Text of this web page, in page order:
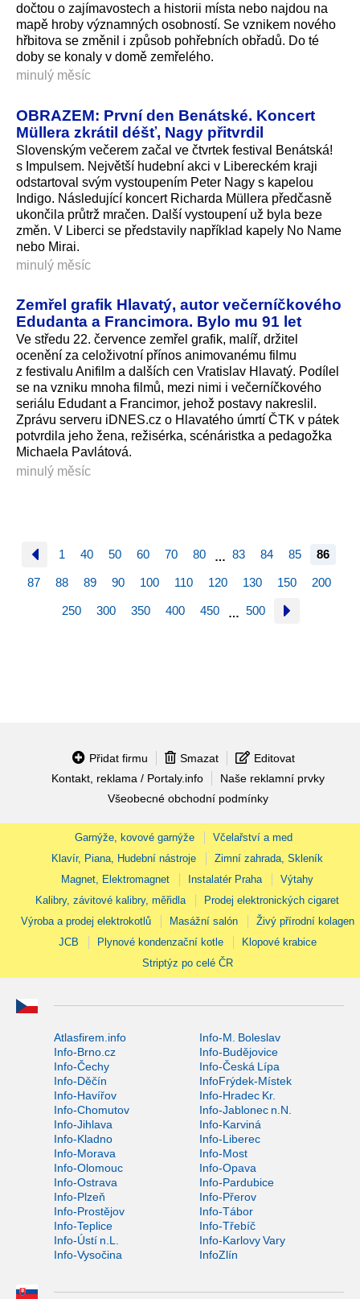
dočtou o zajímavostech a historii místa nebo najdou na
mapě hroby významných osobností. Se vznikem nového
hřbitova se změnil i způsob pohřebních obřadů. Do té
doby se konaly v domě zemřelého.
minulý měsíc
OBRAZEM: První den Benátské. Koncert
Müllera zkrátil déšť, Nagy přitvrdil
Slovenským večerem začal ve čtvrtek festival Benátská!
s Impulsem. Největší hudební akci v Libereckém kraji
odstartoval svým vystoupením Peter Nagy s kapelou
Indigo. Následující koncert Richarda Müllera předčasně
ukončila průtrž mračen. Další vystoupení už byla beze
změn. V Liberci se představily například kapely No Name
nebo Mirai.
minulý měsíc
Zemřel grafik Hlavatý, autor večerníčkového
Edudanta a Francimora. Bylo mu 91 let
Ve středu 22. července zemřel grafik, malíř, držitel
ocenění za celoživotní přínos animovanému filmu
z festivalu Anifilm a dalších cen Vratislav Hlavatý. Podílel
se na vzniku mnoha filmů, mezi nimi i večerníčkového
seriálu Edudant a Francimor, jehož postavy nakreslil.
Zprávu serveru iDNES.cz o Hlavatého úmrtí ČTK v pátek
potvrdila jeho žena, režisérka, scénáristka a pedagožka
Michaela Pavlátová.
minulý měsíc
1 40 50 60 70 80 … 83 84 85 86
87 88 89 90 100 110 120 130 150 200
250 300 350 400 450 … 500
Přidat firmu Smazat
Editovat
Kontakt, reklama / Portaly.info
Naše reklamní prvky
Všeobecné obchodní podmínky
Garnýže, kovové garnýže
Včelařství a med
Klavír, Piana, Hudební nástroje
Zimní zahrada, Skleník
Magnet, Elektromagnet
Instalatér Praha
Výtahy
Kalibry, závitové kalibry, měřidla
Prodej elektronických cigaret
Výroba a prodej elektrokotlů
Masážní salón
Živý přírodní kolagen
JCB
Plynové kondenzační kotle
Klopové krabice
Striptýz po celé ČR
Atlasfirem.info
Info-M. Boleslav
Info-Brno.cz
Info-Budějovice
Info-Čechy
Info-Česká Lípa
Info-Děčín
InfoFrýdek-Místek
Info-Havířov
Info-Hradec Kr.
Info-Chomutov
Info-Jablonec n.N.
Info-Jihlava
Info-Karviná
Info-Kladno
Info-Liberec
Info-Morava
Info-Most
Info-Olomouc
Info-Opava
Info-Ostrava
Info-Pardubice
Info-Plzeň
Info-Přerov
Info-Prostějov
Info-Tábor
Info-Teplice
Info-Třebíč
Info-Ústí n.L.
Info-Karlovy Vary
Info-Vysočina
InfoZlín